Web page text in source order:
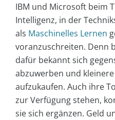
IBM und Microsoft beim
Intelligenz, in der
als Maschinelles Lernen
voranzuschreiten. Denn
dafür bekannt sich
abzuwerben und
aufzukaufen. Auch ihre
zur Verfügung stehen,
sie sich ergänzen. Geld